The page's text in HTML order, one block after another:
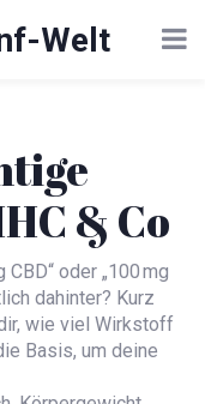
Welt
& Co
oder „100 mg
dahinter? Kurz
wie viel Wirkstoff
Basis, um deine